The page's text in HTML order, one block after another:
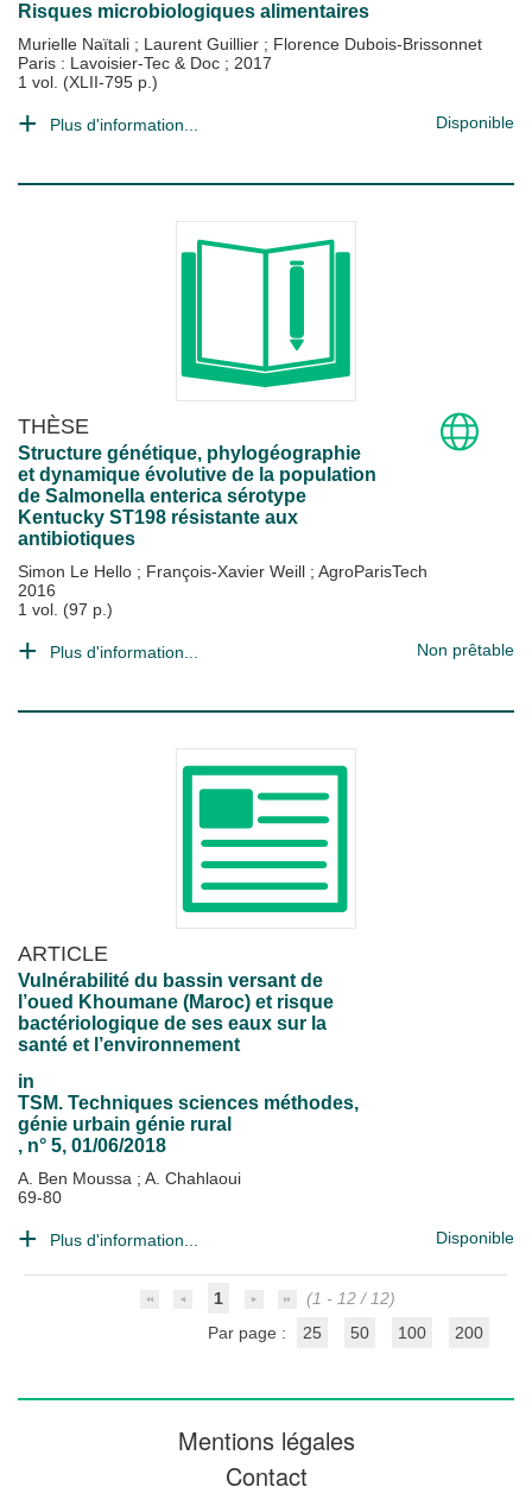
Risques microbiologiques alimentaires
Murielle Naïtali ; Laurent Guillier ; Florence Dubois-Brissonnet
Paris : Lavoisier-Tec & Doc ; 2017
1 vol. (XLII-795 p.)
Plus d'information... Disponible
THÈSE
Structure génétique, phylogéographie
et dynamique évolutive de la population
de Salmonella enterica sérotype
Kentucky ST198 résistante aux
antibiotiques
Simon Le Hello ; François-Xavier Weill ; AgroParisTech
2016
1 vol. (97 p.)
Plus d'information... Non prêtable
ARTICLE
Vulnérabilité du bassin versant de
l’oued Khoumane (Maroc) et risque
bactériologique de ses eaux sur la
santé et l’environnement
in
TSM. Techniques sciences méthodes,
génie urbain génie rural
, n° 5, 01/06/2018
A. Ben Moussa ; A. Chahlaoui
69-80
Plus d'information... Disponible
1
(1 - 12 / 12)
Par page :
25 50 100 200
Mentions légales
Contact